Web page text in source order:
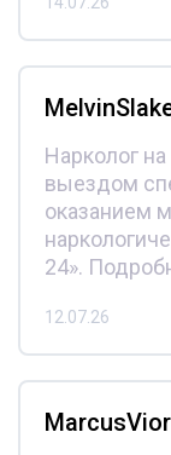
Нарколог
выездом
оказанием
24».
12.07.26